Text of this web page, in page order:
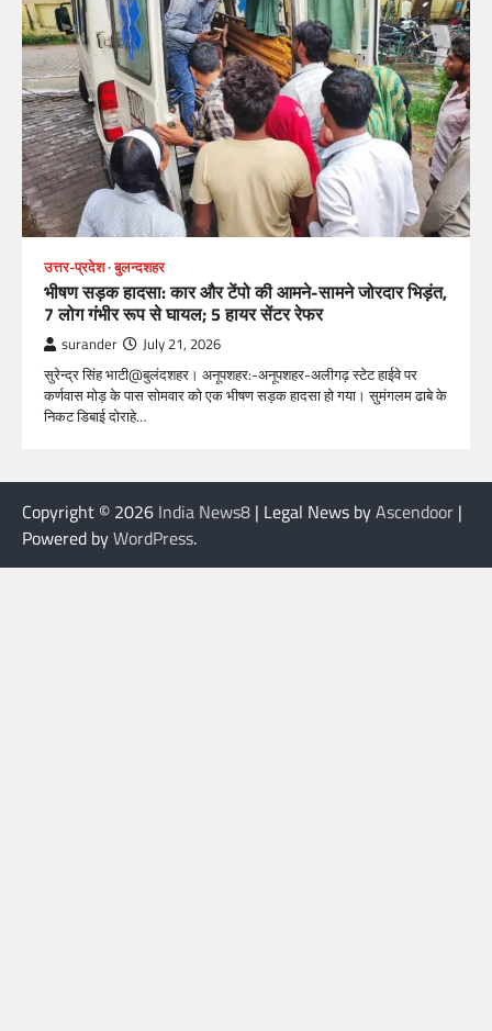
उत्तर-प्रदेश बुलन्दशहर
भीषण सड़क हादसा: कार और टेंपो की आमने-सामने जोरदार भिड़ंत,
7 लोग गंभीर रूप से घायल; 5 हायर सेंटर रेफर​
surander July 21, 2026
सुरेन्द्र सिंह भाटी@बुलंदशहर। अनूपशहर:-अनूपशहर-अलीगढ़ स्टेट हाईवे पर
कर्णवास मोड़ के पास सोमवार को एक भीषण सड़क हादसा हो गया। सुमंगलम ढाबे के
निकट डिबाई दोराहे…
Copyright © 2026 India News8 | Legal News byAscendoor |
Powered byWordPress.